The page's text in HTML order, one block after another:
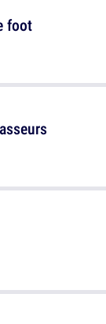
foot